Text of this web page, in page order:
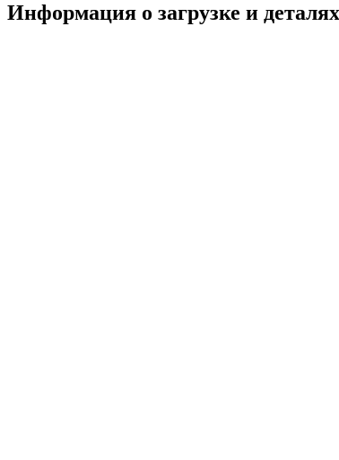
Информация о загрузке и